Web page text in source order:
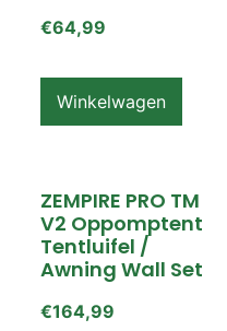
€64,99
Winkelwagen
ZEMPIRE PRO TM
V2 Oppomptent
Tentluifel /
Awning Wall Set
€164,99